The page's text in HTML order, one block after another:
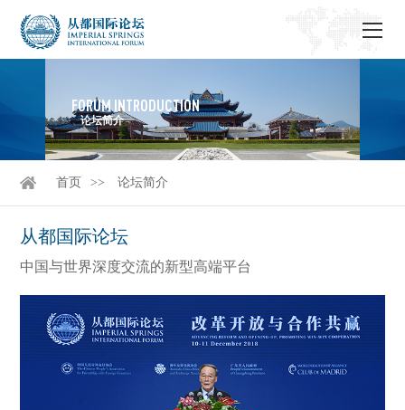
FORUM INTRODUCTION
论坛简介
首页 论坛简介
从都国际论坛
中国与世界深度交流的新型高端平台